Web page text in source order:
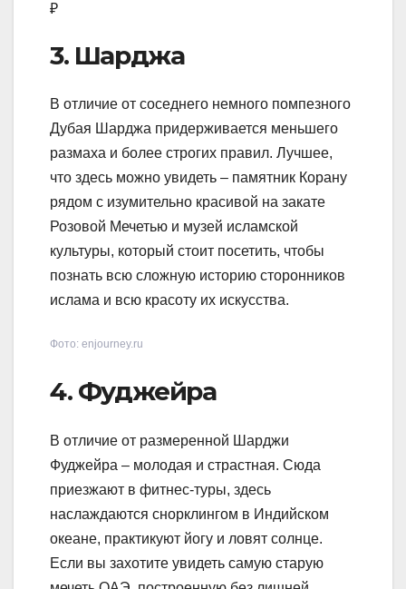
₽
3. Шарджа
В отличие от соседнего немного помпезного
Дубая Шарджа придерживается меньшего
размаха и более строгих правил. Лучшее,
что здесь можно увидеть – памятник Корану
рядом с изумительно красивой на закате
Розовой Мечетью и музей исламской
культуры, который стоит посетить, чтобы
познать всю сложную историю сторонников
ислама и всю красоту их искусства.
Фото: enjourney.ru
4. Фуджейра
В отличие от размеренной Шарджи
Фуджейра – молодая и страстная. Сюда
приезжают в фитнес-туры, здесь
наслаждаются снорклингом в Индийском
океане, практикуют йогу и ловят солнце.
Если вы захотите увидеть самую старую